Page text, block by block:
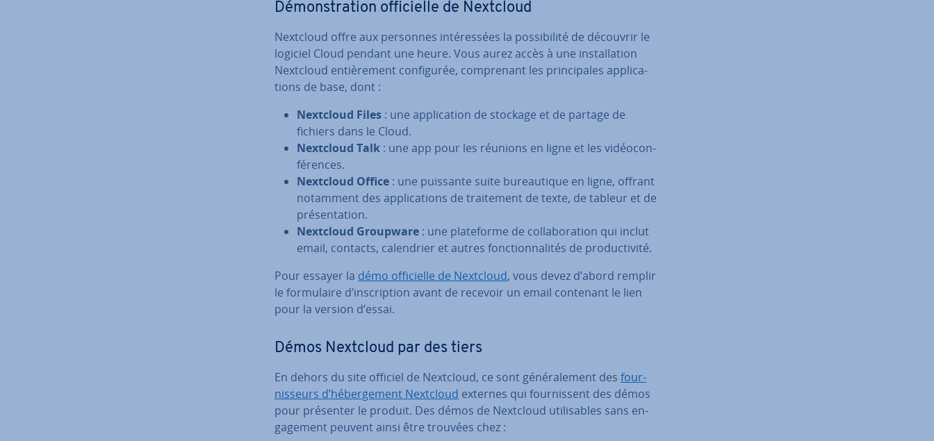
Dé­mons­tra­tion of­fi­cielle de Nextcloud
Nextcloud offre aux personnes in­té­res­sées la pos­si­bi­lité de découvrir le
logiciel Cloud pendant une heure. Vous aurez accès à une ins­tal­la­tion
Nextcloud en­tiè­re­ment con­fi­gu­rée, com­pre­nant les prin­ci­pales ap­pli­ca­
tions de base, dont :
Nextcloud Files : une ap­pli­ca­tion de stockage et de partage de
fichiers dans le Cloud.
Nextcloud Talk : une app pour les réunions en ligne et les vi­déo­con­
fé­rences.
Nextcloud Office : une puissante suite bu­reau­tique en ligne, offrant
notamment des ap­pli­ca­tions de trai­te­ment de texte, de tableur et de
pré­sen­ta­tion.
Nextcloud Groupware : une pla­te­forme de col­la­bo­ra­tion qui inclut
email, contacts, ca­len­drier et autres fonc­tion­na­li­tés de pro­duc­ti­vité.
Pour essayer la démo of­fi­cielle de Nextcloud, vous devez d’abord remplir
le for­mu­laire d’ins­crip­tion avant de recevoir un email contenant le lien
pour la version d’essai.
Démos Nextcloud par des tiers
En dehors du site officiel de Nextcloud, ce sont gé­né­ra­le­ment des four­
nis­seurs d’hé­ber­ge­ment Nextcloud externes qui four­nis­sent des démos
pour présenter le produit. Des démos de Nextcloud uti­li­sables sans en­
ga­ge­ment peuvent ainsi être trouvées chez :